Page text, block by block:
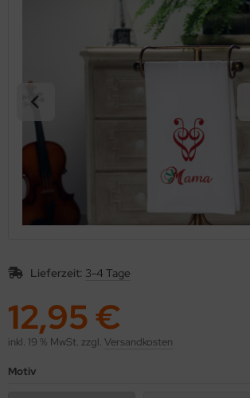
Lieferzeit: 3-4 Tage
12,95 €
inkl. 19 % MwSt. zzgl. Versandkosten
Motiv